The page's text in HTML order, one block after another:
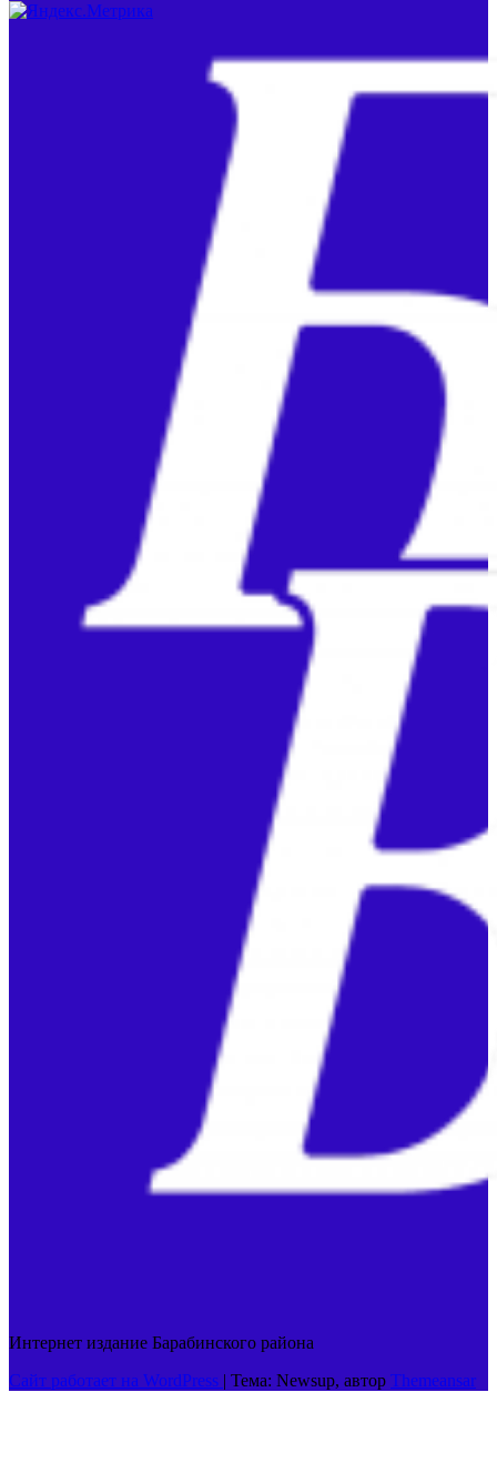
Интернет издание Барабинского района
Сайт работает на WordPress | Тема: Newsup, автор Themeansar